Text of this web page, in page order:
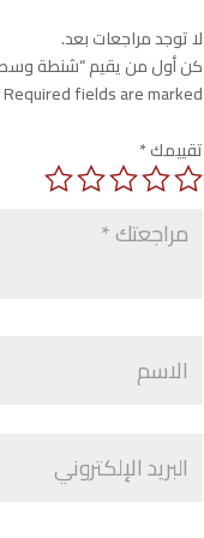
لا توجد مراجعات بعد.
كن أول من يقيم “شنطة وسط
Required fields are marked
تقييمك*